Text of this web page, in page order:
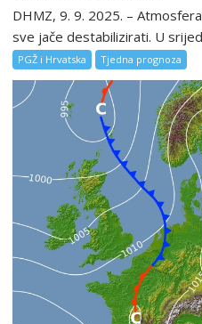
DHMZ, 9. 9. 2025. –
sve jače destabilizirati. U
PGŽ i Hrvatska Tjedna prognoza